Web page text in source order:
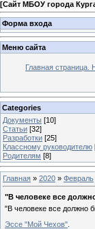
[Сайт МБОУ города
Форма входа
Меню сайта
Главная страница.
Categories
Документы [10]
Статьи [32]
Разработки [25]
Классному руководителю
Родителям [8]
Главная » 2020 » Февраль
"В человеке все
"В человеке все должно
Эссе "Мой Чехов"